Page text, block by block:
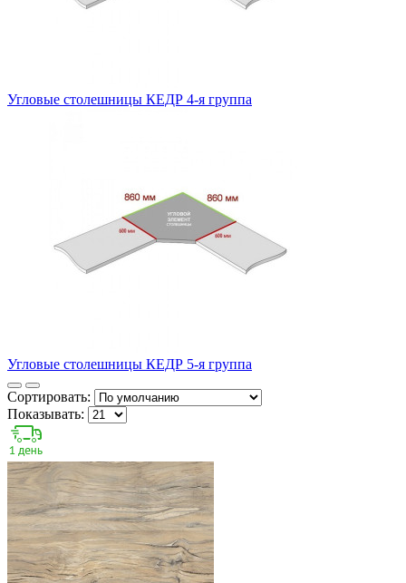
Угловые столешницы КЕДР 4-я группа
Угловые столешницы КЕДР 5-я группа
Сортировать:
Показывать: